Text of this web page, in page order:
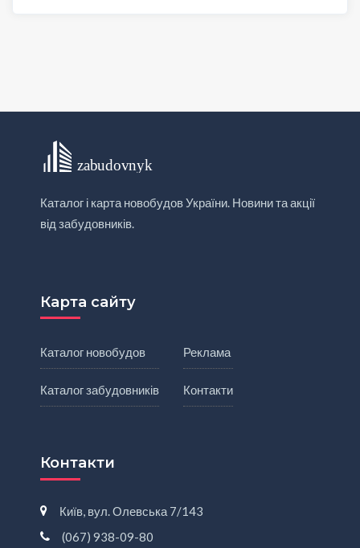
Каталог і карта новобудов України. Новини та акції
від забудовників.
Карта сайту
Каталог новобудов
Каталог забудовників
Реклама
Контакти
Контакти
Київ, вул. Олевська 7/143
(067) 938-09-80